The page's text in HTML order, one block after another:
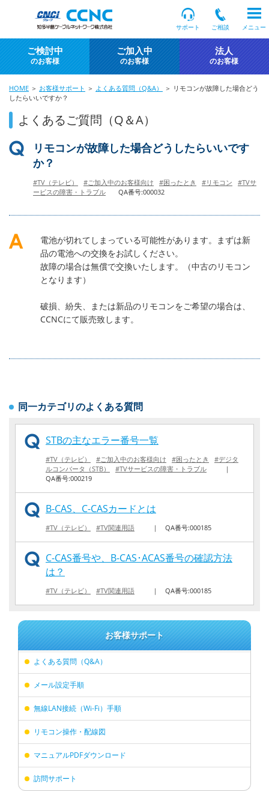
サポート ご相談 メニュー
ご検討中
のお客様
ご加入中
のお客様
法人
のお客様
HOME ＞ お客様サポート ＞ よくある質問（Q&A）
＞ リモコンが故障した場合どう
したらいいですか？
よくあるご質問（Q＆A）
リモコンが故障した場合どうしたらいいです
か？
#TV（テレビ） #ご加入中のお客様向け #困ったとき #リモコン
#TVサ
ービスの障害・トラブル
QA番号:000032
電池が切れてしまっている可能性があります。まずは新
品の電池への交換をお試しください。
故障の場合は無償で交換いたします。（中古のリモコン
となります）
破損、紛失、または新品のリモコンをご希望の場合は、
CCNCにて販売致します。
同一カテゴリのよくある質問
STBの主なエラー番号一覧
#TV（テレビ） #ご加入中のお客様向け #困ったとき
#デジタ
ルコンバータ（STB）
#TVサービスの障害・トラブル ｜
QA番号:000219
B-CAS、C-CASカードとは
#TV（テレビ） #TV関連用語 ｜ QA番号:000185
C-CAS番号や、B-CAS･ACAS番号の確認方法
は？
#TV（テレビ） #TV関連用語 ｜ QA番号:000185
お客様サポート
よくある質問（Q&A）
メール設定手順
無線LAN接続（Wi-Fi）手順
リモコン操作・配線図
マニュアルPDFダウンロード
訪問サポート